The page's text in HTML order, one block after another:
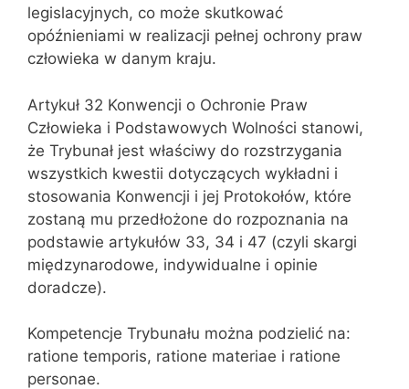
legislacyjnych, co może skutkować
opóźnieniami w realizacji pełnej ochrony praw
człowieka w danym kraju.
Artykuł 32 Konwencji o Ochronie Praw
Człowieka i Podstawowych Wolności stanowi,
że Trybunał jest właściwy do rozstrzygania
wszystkich kwestii dotyczących wykładni i
stosowania Konwencji i jej Protokołów, które
zostaną mu przedłożone do rozpoznania na
podstawie artykułów 33, 34 i 47 (czyli skargi
międzynarodowe, indywidualne i opinie
doradcze).
Kompetencje Trybunału można podzielić na:
ratione temporis, ratione materiae i ratione
personae.